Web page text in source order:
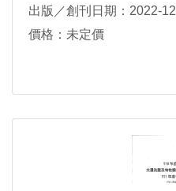
出版／創刊日期：2022-12
價格：未定價